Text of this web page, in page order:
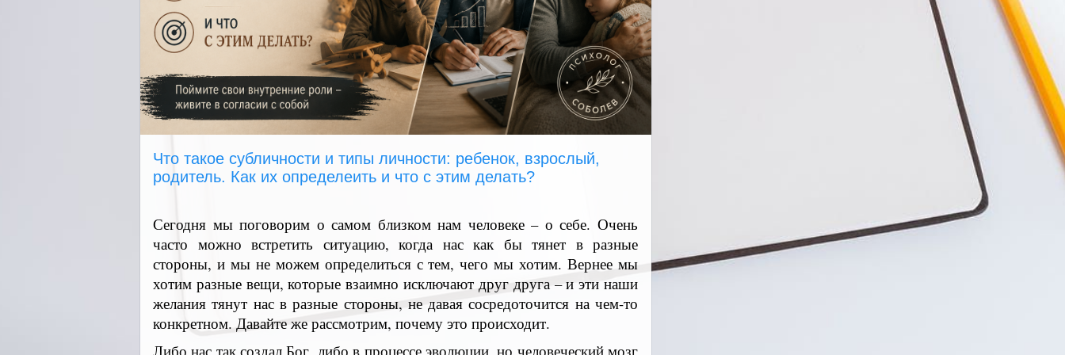
Что такое субличности и типы личности: ребенок, взрослый,
родитель. Как их определеить и что с этим делать?
Сегодня мы поговорим о самом близком нам человеке – о себе. Очень
часто можно встретить ситуацию, когда нас как бы тянет в разные
стороны, и мы не можем определиться с тем, чего мы хотим. Вернее мы
хотим разные вещи, которые взаимно исключают друг друга – и эти наши
желания тянут нас в разные стороны, не давая сосредоточится на чем-то
конкретном. Давайте же рассмотрим, почему это происходит.
Либо нас так создал Бог, либо в процессе эволюции, но человеческий мозг